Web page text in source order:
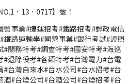
．13．0717】號！
營事業#捷運招考#鐵路招考#郵政電信
鐵路運輸學#國營事業#銀行考試#證照
#關務特考#調查特考#國安特考#海巡
#退除役考#各類特考#台灣電力#台電
#台灣自來水#台水公司#台水招考#台
酒#台煙公司#台酒公司#台煙招考#台